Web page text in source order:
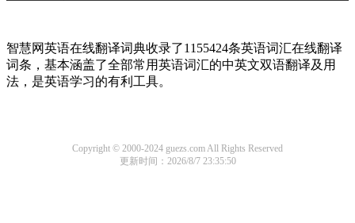
智慧网英语在线翻译词典收录了1155424条英语词汇在线翻译
词条，基本涵盖了全部常用英语词汇的中英文双语翻译及用
法，是英语学习的有利工具。
Copyright © 2000-2024 guezs.com All Rights Reserved
更新时间：2026/8/7 23:35:50